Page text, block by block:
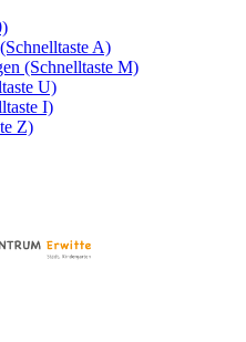
A)
(Schnelltaste M)
U)
I)
Z)